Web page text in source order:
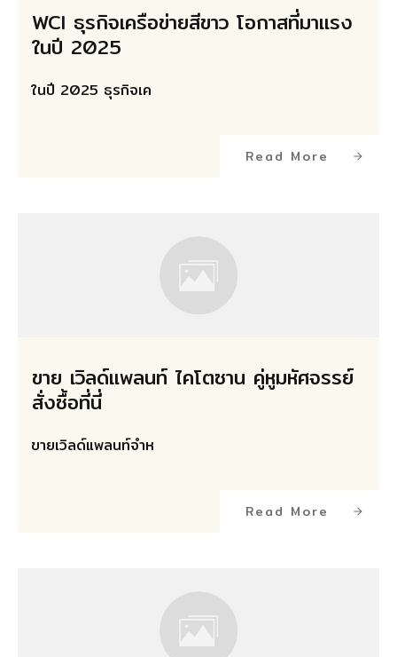
WCI ธุรกิจเครือข่ายสีขาว โอกาสที่มาแรง
ในปี 2025
ในปี 2025 ธุรกิจเค
Read More
ขาย เวิลด์แพลนท์ ไคโตซาน คู่หูมหัศจรรย์
สั่งซื้อที่นี่
ขายเวิลด์แพลนท์จำห
Read More